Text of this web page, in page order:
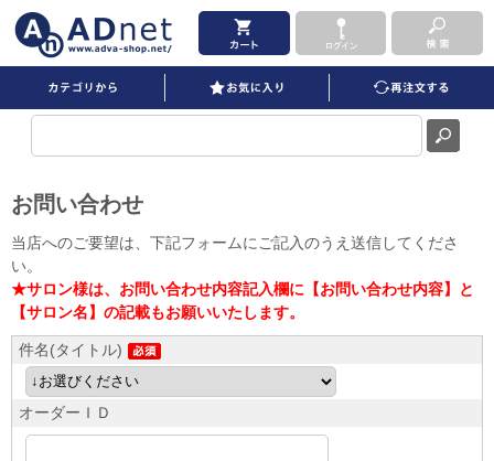
お問い合わせ
当店へのご要望は、下記フォームにご記入のうえ送信してくださ
い。
★サロン様は、お問い合わせ内容記入欄に【お問い合わせ内容】と
【サロン名】の記載もお願いいたします。
件名(タイトル)
オーダーＩＤ